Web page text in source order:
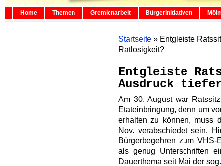
Home Themen Gremienarbeit Bürgerinitiativen
Startseite » Entgleiste
Ratlosigkeit?
Entgleiste
Ausdruck
Am 30. August war
Etateinbringung, denn um
erhalten zu können, muss
Nov. verabschiedet sein.
Bürgerbegehren zum
als genug Unterschriften
Dauerthema seit Mai der sog.